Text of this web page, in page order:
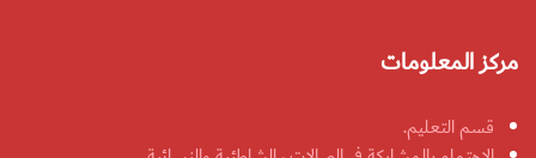
مركز المعلومات
قسم التعليم.